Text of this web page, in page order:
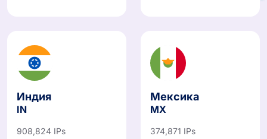
Индия
IN
908,824 IPs
Мексика
MX
374,871 IPs